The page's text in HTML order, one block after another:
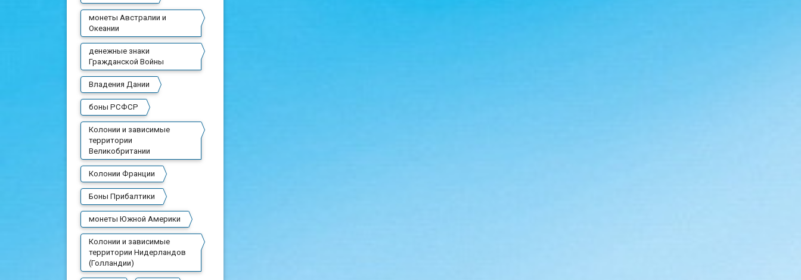
монеты Австралии и
Океании
денежные знаки
Гражданской Войны
Владения Дании
боны РСФСР
Колонии и зависимые
территории
Великобритании
Колонии Франции
Боны Прибалтики
монеты Южной Америки
Колонии и зависимые
территории Нидерландов
(Голландии)